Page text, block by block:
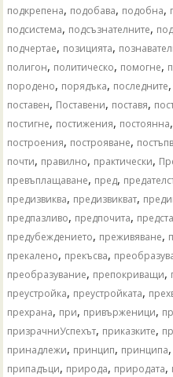
подкрепена, подобава, подобна,
подсистема, подсъзнателните,
подчертае, позицията,
полигон, политическо, помогне,
породено, порядъка, последните,
поставен, Поставени, поставя,
постигне, постижения, постоянна,
построения, построяване,
почти, правилно, практически,
превъплащаване, пред,
предизвиква, предизвикват,
предпазливо, предпочита,
предубеждението, преживяване,
прекалено, прекъсва,
преобразувание, препокриващи,
преустройка, преустройката,
прехрана, при, привърженици,
призрачниУспехът, приказките,
принадлежи, принцип, принципа,
припадъци, природа, природата,